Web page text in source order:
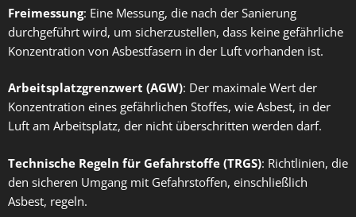
Freimessung: Eine Messung, die nach der Sanierung
durchgeführt wird, um sicherzustellen, dass keine gefährliche
Konzentration von Asbestfasern in der Luft vorhanden ist.
Arbeitsplatzgrenzwert (AGW): Der maximale Wert der
Konzentration eines gefährlichen Stoffes, wie Asbest, in der
Luft am Arbeitsplatz, der nicht überschritten werden darf.
Technische Regeln für Gefahrstoffe (TRGS): Richtlinien, die
den sicheren Umgang mit Gefahrstoffen, einschließlich
Asbest, regeln.